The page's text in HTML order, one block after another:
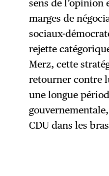
sens de l’opinion
marges de
sociaux-
rejette
Merz, cette
retourner contre
une longue
CDU dans les